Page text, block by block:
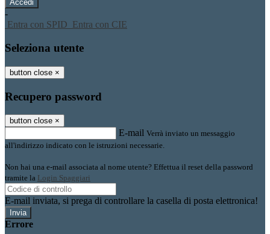
-
Entra con SPID Entra con CIE
Seleziona utente
button close ×
Recupero password
button close ×
E-mail Verrà inviato un messaggio
all'indirizzo indicato con le istruzioni necessarie.
Non hai una e-mail associata al nome utente? Effettua il reset della password
tramite la Login Spaggiari
E-mail inviata, si prega di controllare la casella di posta elettronica!
Errore